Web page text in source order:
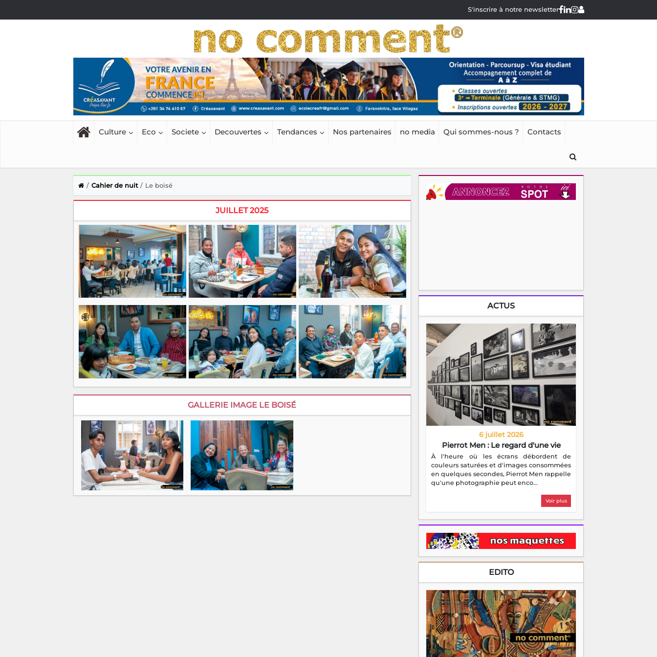
S'inscrire à notre newsletter
Culture Eco Societe Decouvertes Tendances Nos partenaires no media Qui sommes-nous ? Contacts
Cahier de nuit Le boisé
JUILLET 2025
GALLERIE IMAGE LE BOISÉ
ACTUS
6 juillet 2026
Pierrot Men : Le regard d'une vie
À l'heure où les écrans débordent de
couleurs saturées et d'images consommées
en quelques secondes, Pierrot Men rappelle
qu'une photographie peut enco...
Voir plus
EDITO